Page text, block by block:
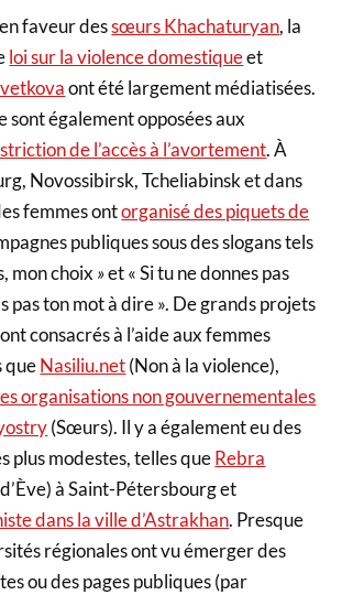
faveur dessœurs Khachaturyan, la
loi sur la violence domestiqueet
ont été largement médiatisées.
sont également opposées aux
de l’accès à l’avortement. À
Novossibirsk, Tcheliabinsk et dans
femmes ontorganisé des piquets de
publiques sous des slogans tels
mon choix »et « Si tu ne donnes pas
pas ton mot à dire ». De grands projets
consacrés à l’aide aux femmes
queNasiliu.net(Non à la violence),
organisations non gouvernementales
(Sœurs). Il y a également eu des
plus modestes, telles queRebra
à Saint-Pétersbourg et
dans la ville d’Astrakhan. Presque
régionales ont vu émerger des
ou des pages publiques (par